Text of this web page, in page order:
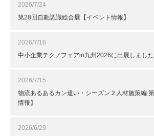
2026/7/24
第28回自動認識総合展【イベント情報】
2026/7/16
中小企業テクノフェアin九州2026に出展しました
2026/7/15
物流あるあるカン違い・シーズン２人材施策編
情報】
2026/6/29